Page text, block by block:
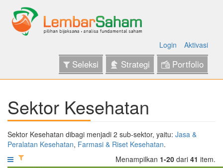
Login Aktivasi
Seleksi Strategi Portfolio
Sektor Kesehatan
Sektor Kesehatan dibagi menjadi 2 sub-sektor, yaitu: Jasa &
Peralatan Kesehatan, Farmasi & Riset Kesehatan.
Menampilkan 1-20 dari 41 item.